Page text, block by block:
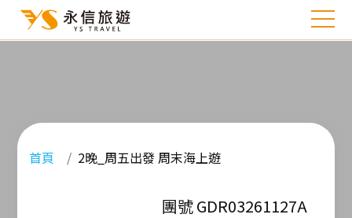
首頁 2晚_周五出發 周末海上遊
團號 GDR03261127A